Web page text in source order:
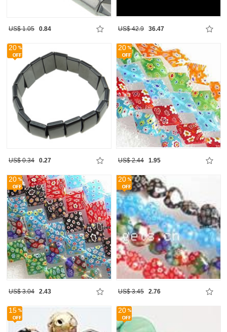
US$ 1.05 0.84 US$ 42.9 36.47
20
US$ 0.34 0.27
20
US$ 2.44 1.95
20
US$ 3.04 2.43
20
US$ 3.45 2.76
15 20